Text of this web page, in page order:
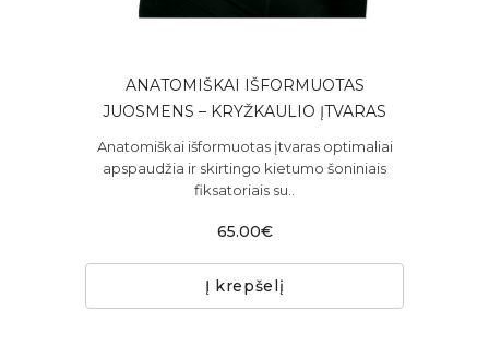
ANATOMIŠKAI IŠFORMUOTAS
JUOSMENS – KRYŽKAULIO ĮTVARAS
Anatomiškai išformuotas įtvaras optimaliai
apspaudžia ir skirtingo kietumo šoniniais
fiksatoriais su..
65.00€
Į krepšelį